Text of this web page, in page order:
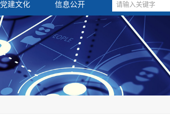
党建文化 信息公开